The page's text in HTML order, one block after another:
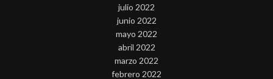
julio 2022
junio 2022
mayo 2022
abril 2022
marzo 2022
febrero 2022